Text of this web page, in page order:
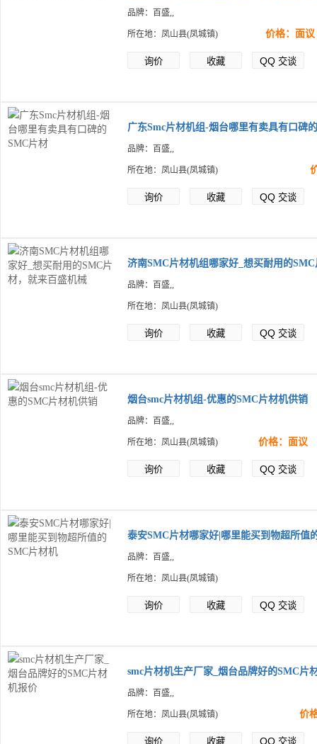
品牌：百盛,,
所在地：凤山县(凤城镇) 价格：面议
询价 收藏 QQ 交谈
广东Smc片材机组-烟台哪里有卖具有口碑
品牌：百盛,,
所在地：凤山县(凤城镇)
询价 收藏 QQ 交谈
济南SMC片材机组哪家好_想买耐用的
品牌：百盛,,
所在地：凤山县(凤城镇)
询价 收藏 QQ 交谈
烟台smc片材机组-优惠的SMC片材机供销
品牌：百盛,,
所在地：凤山县(凤城镇) 价格：面议
询价 收藏 QQ 交谈
泰安SMC片材哪家好|哪里能买到物超所值
品牌：百盛,,
所在地：凤山县(凤城镇)
询价 收藏 QQ 交谈
smc片材机生产厂家_烟台品牌好的SMC片
品牌：百盛,,
所在地：凤山县(凤城镇) 价
询价 收藏 QQ 交谈